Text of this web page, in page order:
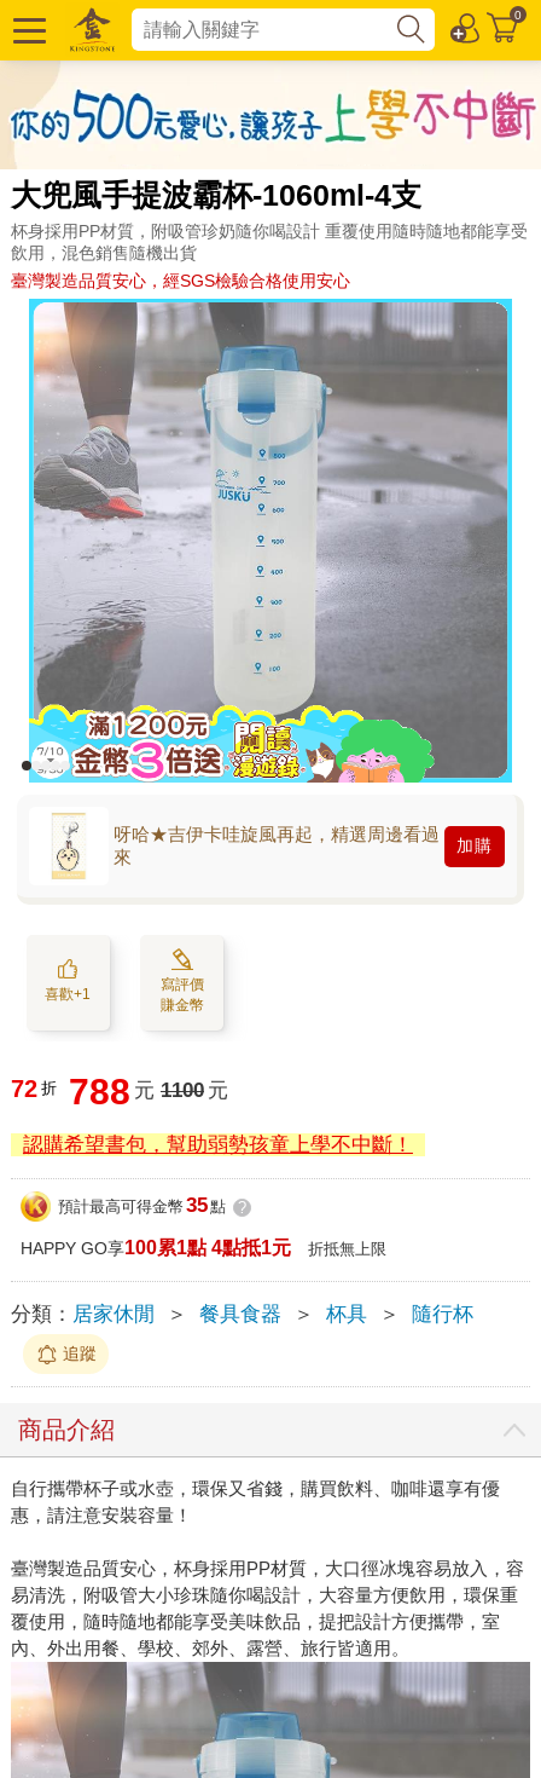
0
大兜風手提波霸杯-1060ml-4支
杯身採用PP材質，附吸管珍奶隨你喝設計 重覆使用隨時隨地都能享受
飲用，混色銷售隨機出貨
臺灣製造品質安心，經SGS檢驗合格使用安心
呀哈★吉伊卡哇旋風再起，精選周邊看過
來
加購
喜歡+1
寫評價
賺金幣
72 折 788 元 1100 元
認購希望書包，幫助弱勢孩童上學不中斷！
預計最高可得金幣 35點 ?
HAPPY GO享100累1點 4點抵1元 折抵無上限
分類： 居家休閒 ＞ 餐具食器 ＞ 杯具 ＞ 隨行杯
追蹤
商品介紹
自行攜帶杯子或水壺，環保又省錢，購買飲料、咖啡還享有優
惠，請注意安裝容量！
臺灣製造品質安心，杯身採用PP材質，大口徑冰塊容易放入，容
易清洗，附吸管大小珍珠隨你喝設計，大容量方便飲用，環保重
覆使用，隨時隨地都能享受美味飲品，提把設計方便攜帶，室
內、外出用餐、學校、郊外、露營、旅行皆適用。